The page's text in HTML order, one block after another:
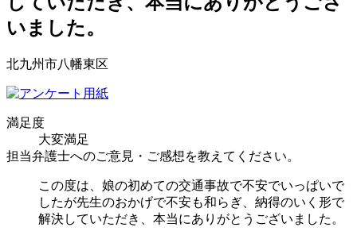
いました。
北九州市八幡東区
満足度
大変満足
担当弁護士へのご意見・ご感想を教えてください。
この度は、娘の初めての交通事故で不安でいっぱいで
したが先生のおかげで不安も和らぎ、納得のいく形で
解決していただき、本当にありがとうございました。